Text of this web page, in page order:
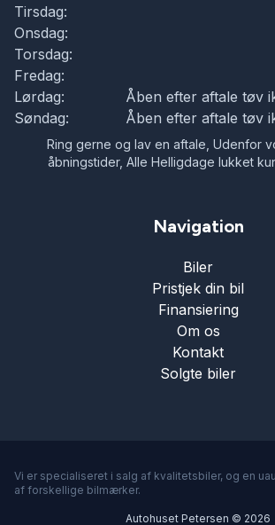
Tirsdag:
Onsdag:
Torsdag:
Fredag:
Lørdag:
Åben efter aftale tøv
Søndag:
Åben efter aftale tøv
Ring gerne og lav en aftale, Udenfor
åbningstider, Alle Helligdage lukket
Navigation
Biler
Pristjek din bil
Finansiering
Om os
Kontakt
Solgte biler
Vi er specialiseret i salg af kvalitetsbiler, og en
af forskellige bilmærker.
Autohuset Petersen © 2026